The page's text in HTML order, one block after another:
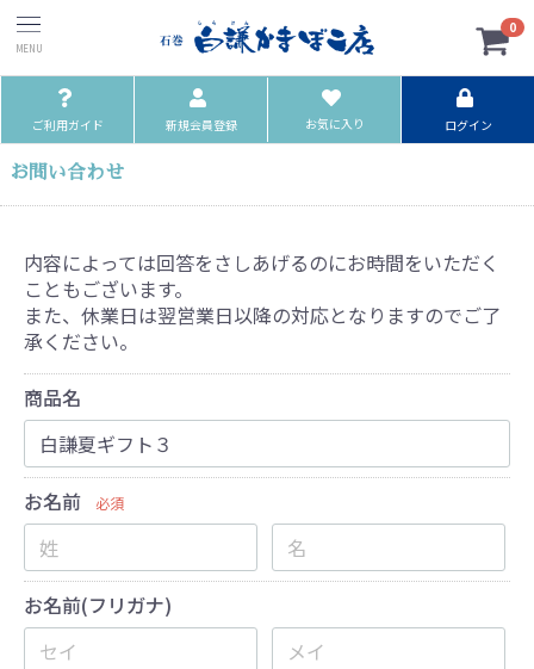
ご利用ガイド 新規会員登録 お気に入り ログイン
0
お問い合わせ
内容によっては回答をさしあげるのにお時間をいただく
こともございます。
また、休業日は翌営業日以降の対応となりますのでご了
承ください。
商品名
お名前 必須
お名前(フリガナ)